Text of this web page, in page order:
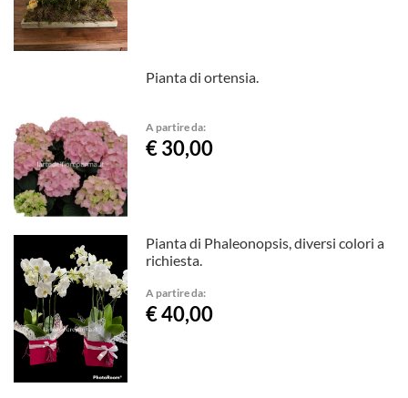
Pianta di ortensia.
A partire da:
€ 30,00
Pianta di Phaleonopsis, diversi colori a
richiesta.
A partire da:
€ 40,00